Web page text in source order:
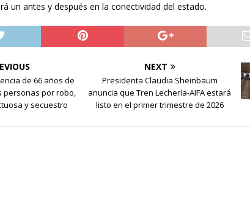
un antes y después en la conectividad del estado.
de 66 años de
personas por robo,
y secuestro
NEXT
Presidenta Claudia Sheinbaum
anuncia que Tren Lechería-AIFA estará
listo en el primer trimestre de 2026